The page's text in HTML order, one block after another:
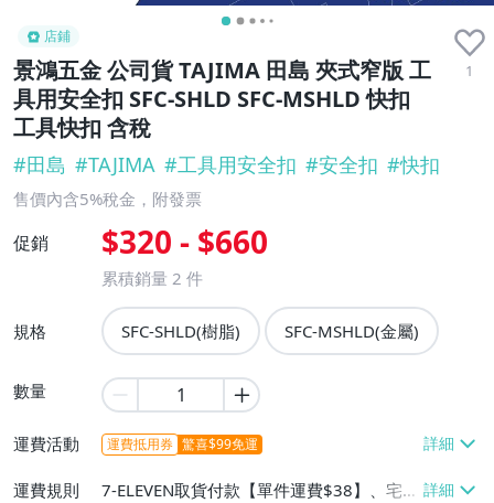
店鋪
景鴻五金 公司貨 TAJIMA 田島 夾式窄版 工
具用安全扣 SFC-SHLD SFC-MSHLD 快扣
工具快扣 含稅
1
#田島 #TAJIMA #工具用安全扣 #安全扣 #快扣
售價內含5%稅金，附發票
促銷 $320 - $660
累積銷量 2 件
規格 SFC-SHLD(樹脂) SFC-MSHLD(金屬)
數量
運費活動 運費抵用券 驚喜$99免運
運費規則
7-ELEVEN取貨付款【單件運費$38】、宅